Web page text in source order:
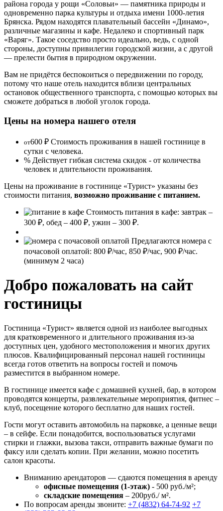
района города у рощи «Соловьи» — памятника природы и
одновременно парка культуры и отдыха имени 1000-летия
Брянска. Рядом находятся плавательный бассейн «Динамо»,
различные магазины и кафе. Недалеко и спортивный парк
«Варяг». Такое соседство просто идеально, ведь, с одной
стороны, доступны привилегии городской жизни, а с другой
— прелести бытия в природном окружении.
Вам не придётся беспокоиться о передвижении по городу,
потому что наше отель находится вблизи центральных
остановок общественного транспорта, с помощью которых вы
сможете добраться в любой уголок города.
Цены на номера нашего отеля
от600 ₽ Стоимость проживания в нашей гостинице в
сутки с человека.
% Действует гибкая система скидок - от количества
человек и длительности проживания.
Цены на проживание в гостинице «Турист» указаны без
стоимости питания, возможно проживание с питанием.
Стоимость питания в кафе: завтрак –
300 ₽, обед – 400 ₽, ужин – 300 ₽.
Предлагаются номера с
почасовой оплатой: 800 ₽/час, 850 ₽/час, 900 ₽/час.
(минимум 2 часа)
Добро пожаловать на сайт
гостиницы
Гостиница «Турист» является одной из наиболее выгодных
для кратковременного и длительного проживания из-за
доступных цен, удобного местоположения и многих других
плюсов. Квалифицированный персонал нашей гостиницы
всегда готов ответить на вопросы гостей и помочь
разместится в выбранном номере.
В гостинице имеется кафе с домашней кухней, бар, в котором
проводятся концерты, развлекательные мероприятия, фитнес –
клуб, посещение которого бесплатно для наших гостей.
Гости могут оставить автомобиль на парковке, а ценные вещи
– в сейфе. Если понадобится, воспользоваться услугами
стирки и глажки, вызова такси, отправить важные бумаги по
факсу или сделать копии. При желании, можно посетить
салон красоты.
Вниманию арендаторов — сдаются помещения в аренду
офисные помещения (1-этаж) - 500 руб./м²;
складские помещения – 200руб./ м².
По вопросам аренды звоните: +7 (4832) 64-74-92 +7